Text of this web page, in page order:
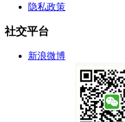
隐私政策
社交平台
新浪微博